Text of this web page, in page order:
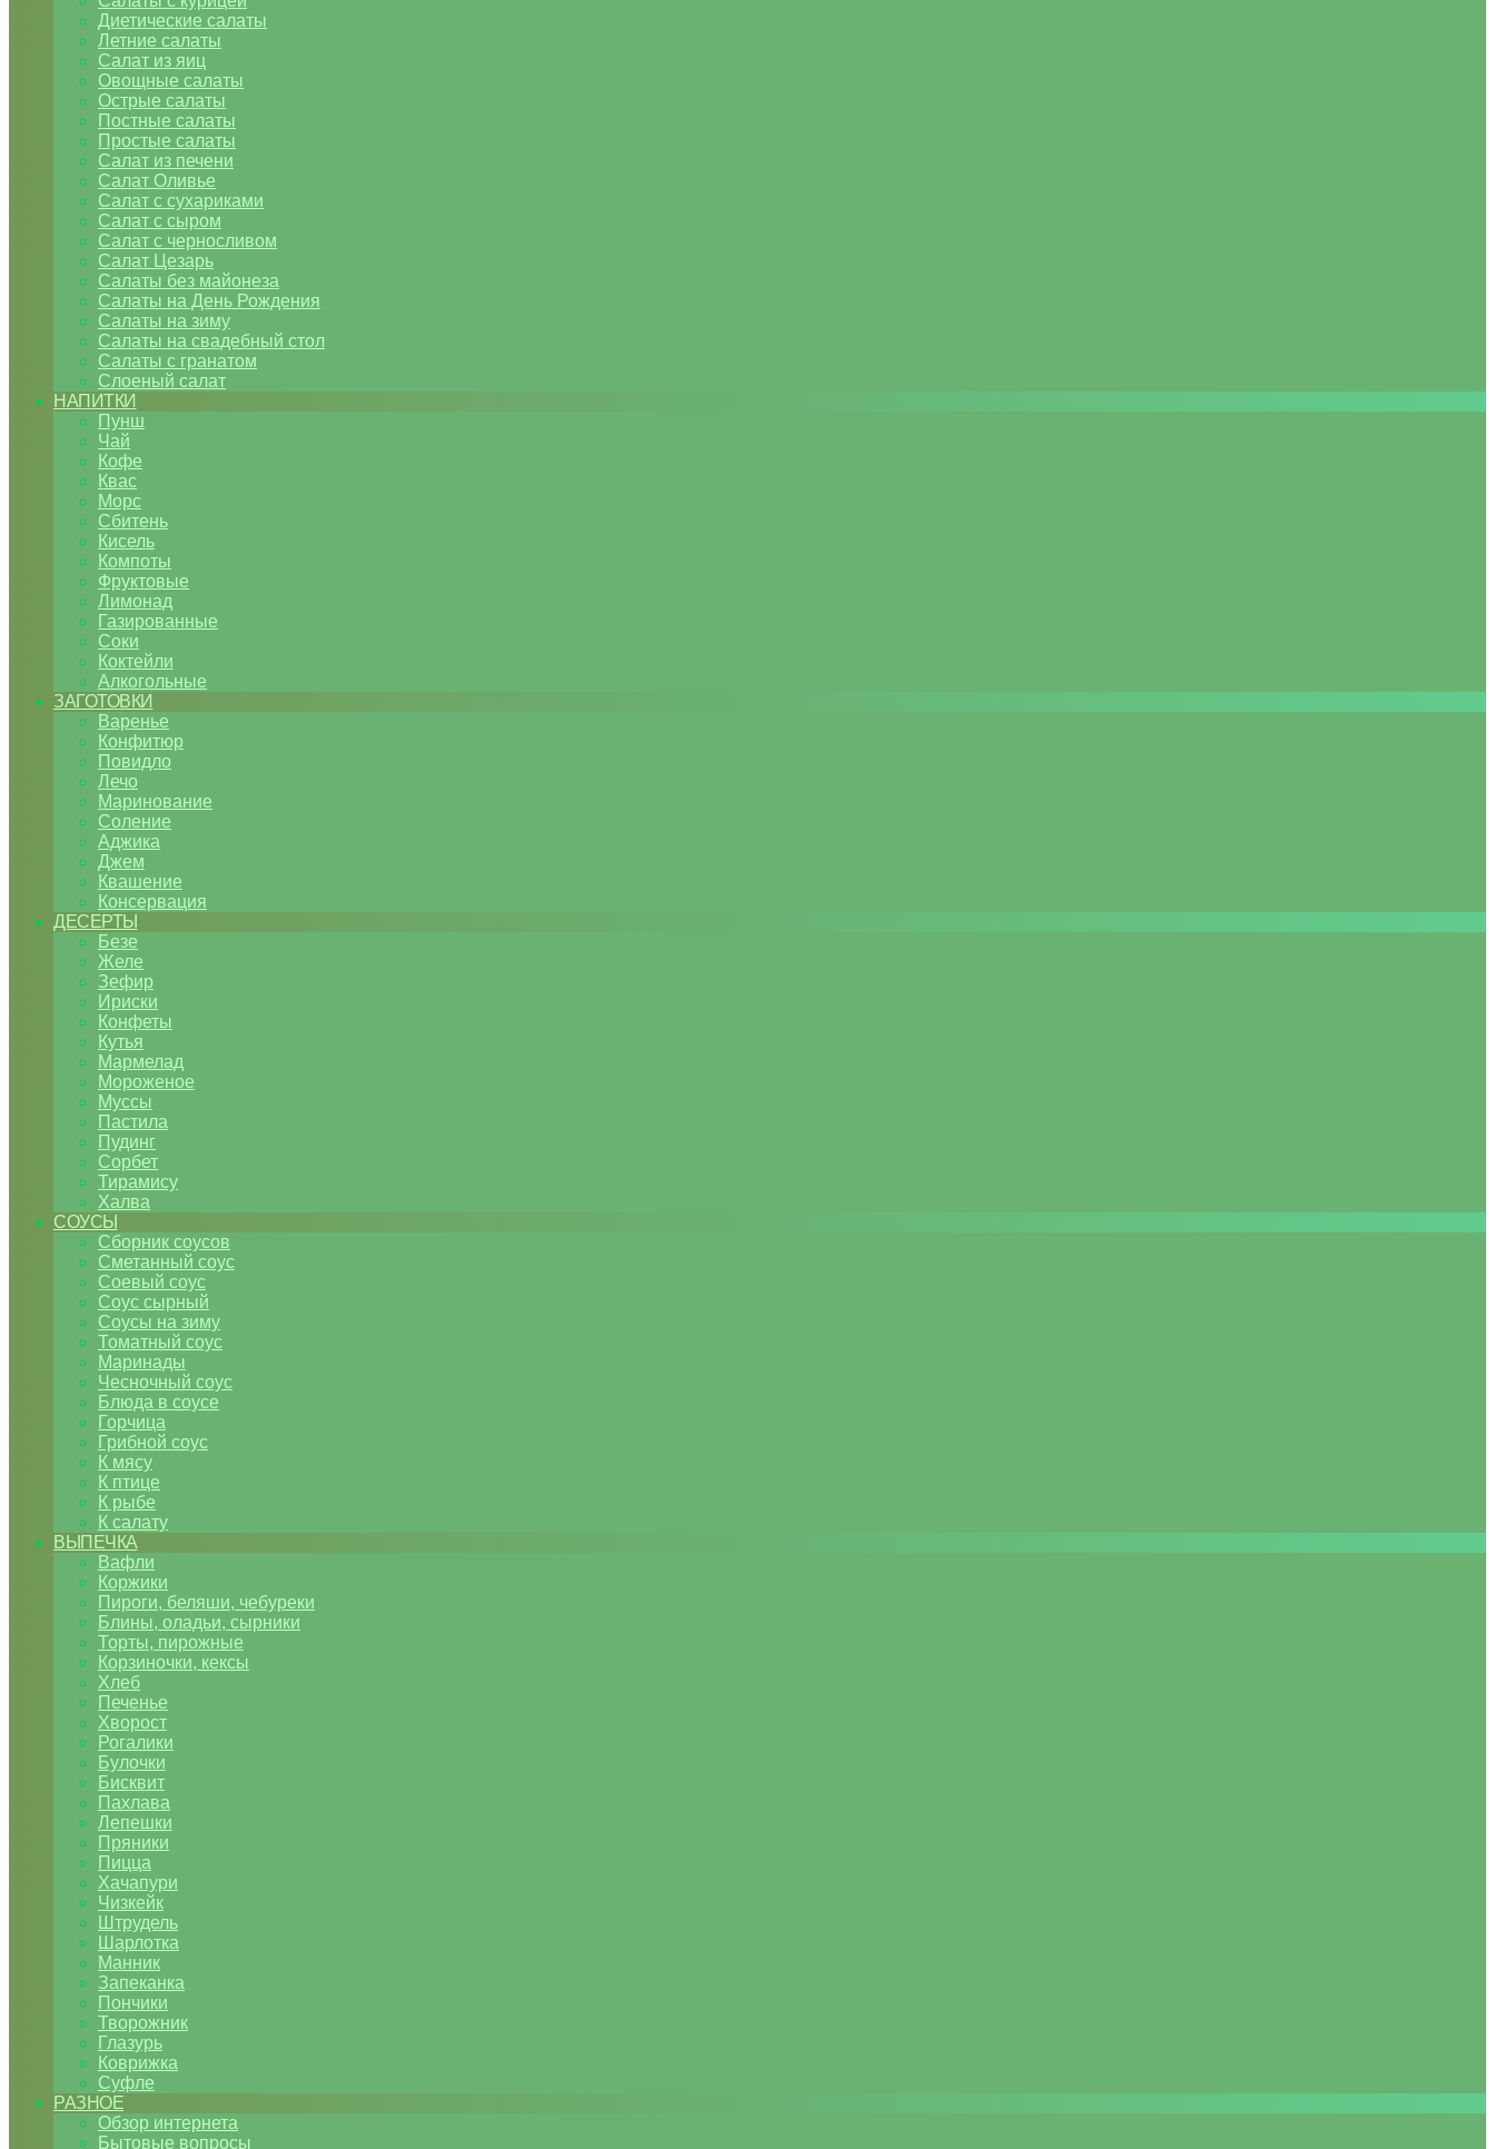
Диетические салаты
Летние салаты
Салат из яиц
Овощные салаты
Острые салаты
Постные салаты
Простые салаты
Салат из печени
Салат Оливье
Салат с сухариками
Салат с сыром
Салат с черносливом
Салат Цезарь
Салаты без майонеза
Салаты на День Рождения
Салаты на зиму
Салаты на свадебный стол
Салаты с гранатом
Слоеный салат
НАПИТКИ
Пунш
Чай
Кофе
Квас
Морс
Сбитень
Кисель
Компоты
Фруктовые
Лимонад
Газированные
Соки
Коктейли
Алкогольные
ЗАГОТОВКИ
Варенье
Конфитюр
Повидло
Лечо
Маринование
Соление
Аджика
Джем
Квашение
Консервация
ДЕСЕРТЫ
Безе
Желе
Зефир
Ириски
Конфеты
Кутья
Мармелад
Мороженое
Муссы
Пастила
Пудинг
Сорбет
Тирамису
Халва
СОУСЫ
Сборник соусов
Сметанный соус
Соевый соус
Соус сырный
Соусы на зиму
Томатный соус
Маринады
Чесночный соус
Блюда в соусе
Горчица
Грибной соус
К мясу
К птице
К рыбе
К салату
ВЫПЕЧКА
Вафли
Коржики
Пироги, беляши, чебуреки
Блины, оладьи, сырники
Торты, пирожные
Корзиночки, кексы
Хлеб
Печенье
Хворост
Рогалики
Булочки
Бисквит
Пахлава
Лепешки
Пряники
Пицца
Хачапури
Чизкейк
Штрудель
Шарлотка
Манник
Запеканка
Пончики
Творожник
Глазурь
Коврижка
Суфле
РАЗНОЕ
Обзор интернета
Бытовые вопросы